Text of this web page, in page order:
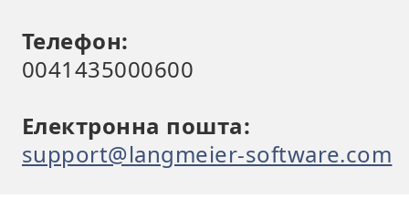
Телефон:
0041435000600
Електронна пошта:
support@langmeier-software.com